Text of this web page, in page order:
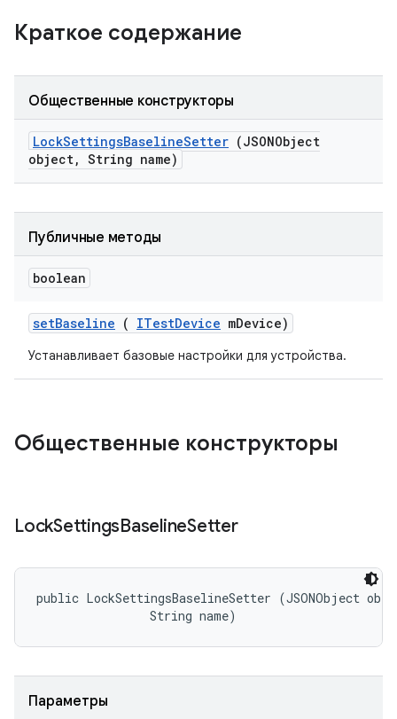
Краткое содержание
Общественные конструкторы
LockSettingsBaselineSetter (JSONObject
object, String name)
Публичные методы
boolean
setBaseline ( ITestDevice mDevice)
Устанавливает базовые настройки для устройства.
Общественные конструкторы
LockSettingsBaselineSetter
public LockSettingsBaselineSetter (JSONObject
                String name)
Параметры